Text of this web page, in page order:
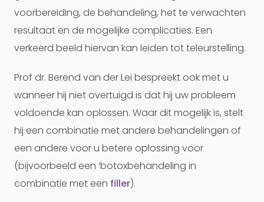
voorbereiding, de behandeling, het te verwachten
resultaat en de mogelijke complicaties. Een
verkeerd beeld hiervan kan leiden tot teleurstelling.
Prof dr. Berend van der Lei bespreekt ook met u
wanneer hij niet overtuigd is dat hij uw probleem
voldoende kan oplossen. Waar dit mogelijk is, stelt
hij een combinatie met andere behandelingen of
een andere voor u betere oplossing voor
(bijvoorbeeld een ‘botoxbehandeling in
combinatie met een filler).